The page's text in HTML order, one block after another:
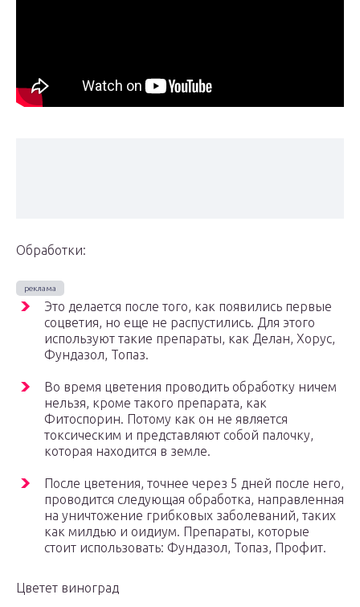
Обработки:
Это делается после того, как появились первые
соцветия, но еще не распустились. Для этого
используют такие препараты, как Делан, Хорус,
Фундазол, Топаз.
Во время цветения проводить обработку ничем
нельзя, кроме такого препарата, как
Фитоспорин. Потому как он не является
токсическим и представляют собой палочку,
которая находится в земле.
После цветения, точнее через 5 дней после него,
проводится следующая обработка, направленная
на уничтожение грибковых заболеваний, таких
как милдью и оидиум. Препараты, которые
стоит использовать: Фундазол, Топаз, Профит.
Цветет виноград